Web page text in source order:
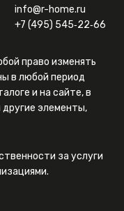
info@r-home.ru
+7 (495) 545‑22‑66
право изменять
в любой период
и на сайте, в
другие элементы,
за услуги